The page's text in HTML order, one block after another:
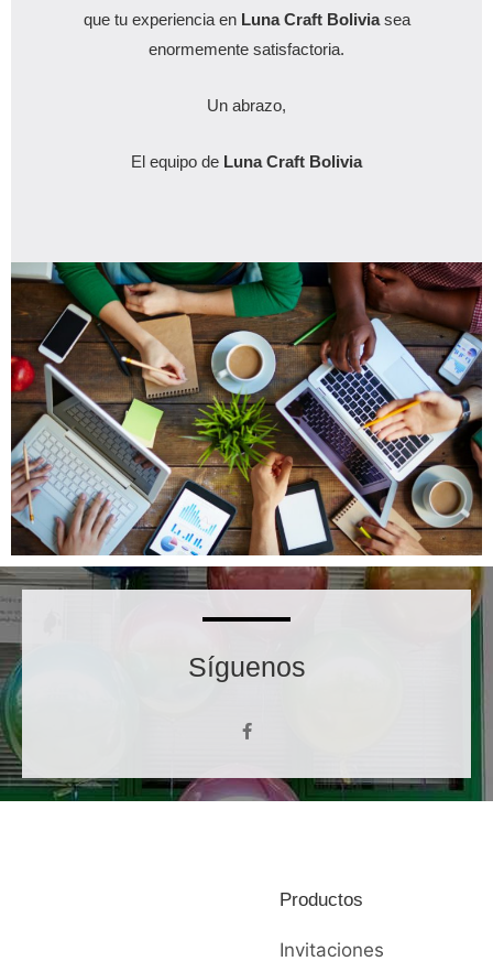
que tu experiencia enLuna Craft Boliviasea
enormemente satisfactoria.
Un abrazo,
El equipo de Luna Craft Bolivia
Síguenos
a
b
o
Productos
Invitaciones